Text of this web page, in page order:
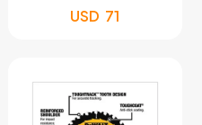
USD 71